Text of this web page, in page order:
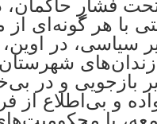
فشارِ حاکمان،
با هر گونه‌ای از
سیاسی، در اوین،
بازجویی و در
و بی‌اطلاع از
با